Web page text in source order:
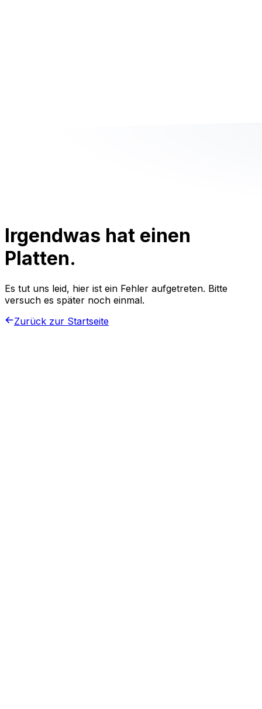
Irgendwas hat einen
Platten.
Es tut uns leid, hier ist ein Fehler aufgetreten. Bitte
versuch es später noch einmal.
Zurück zur Startseite